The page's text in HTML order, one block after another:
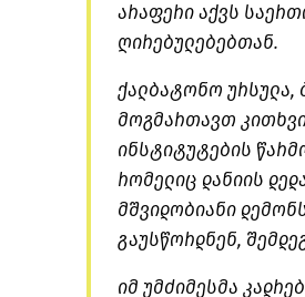
არაფერი აქვს
ღირებულებებთან.
ქალბატონო
მოგმართავთ
ინსტიტუტების
რომელიც დანიის
მშვიდობიანი
გაუსწორდნენ,
იმ უმძიმესმა